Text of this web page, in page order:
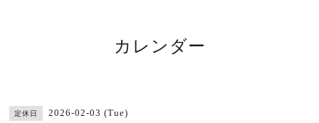
カレンダー
定休日 2026-02-03 (Tue)